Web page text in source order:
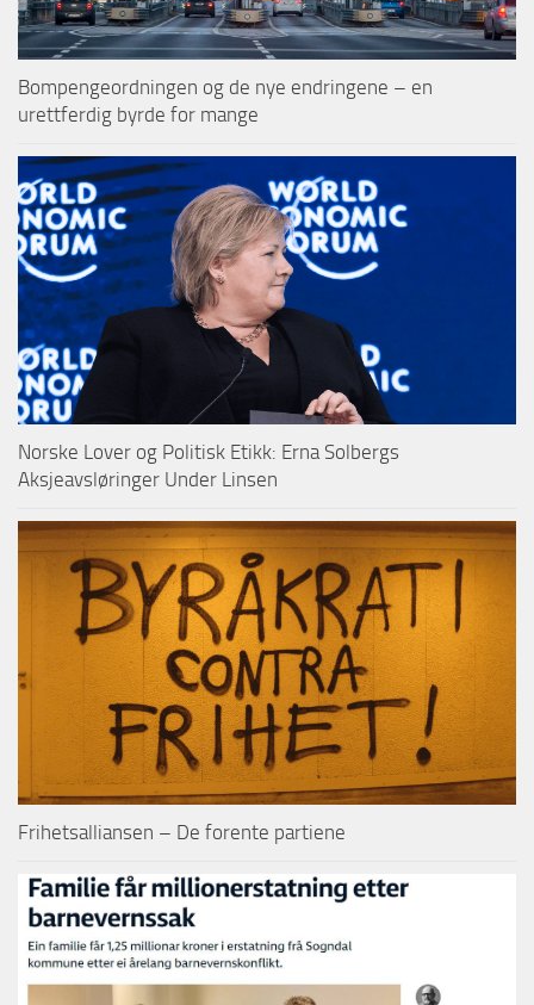
Bompengeordningen og de nye endringene – en
urettferdig byrde for mange
Norske Lover og Politisk Etikk: Erna Solbergs
Aksjeavsløringer Under Linsen
Frihetsalliansen – De forente partiene